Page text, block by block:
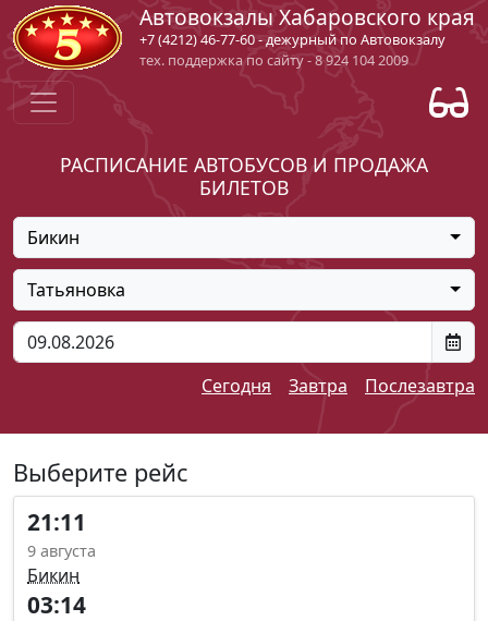
Автовокзалы Хабаровского края
+7 (4212) 46-77-60 - дежурный по Автовокзалу
тех. поддержка по сайту - 8 924 104 2009
РАСПИСАНИЕ АВТОБУСОВ И ПРОДАЖА
БИЛЕТОВ
Бикин
Татьяновка
Сегодня Завтра Послезавтра
Выберите рейс
21:11
9 августа
Бикин
03:14